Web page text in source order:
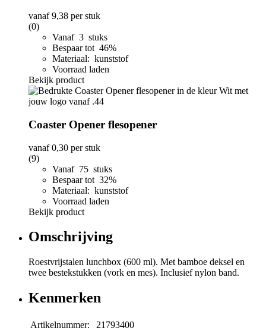
vanaf9,38 per stuk
(0)
Vanaf 3 stuks
Bespaar tot 46%
Materiaal: kunststof
Voorraad laden
Bekijk product
Coaster Opener flesopener
vanaf0,30 per stuk
(9)
Vanaf 75 stuks
Bespaar tot 32%
Materiaal: kunststof
Voorraad laden
Bekijk product
Omschrijving
Roestvrijstalen lunchbox (600 ml). Met bamboe deksel en
twee bestekstukken (vork en mes). Inclusief nylon band.
Kenmerken
Artikelnummer:
21793400